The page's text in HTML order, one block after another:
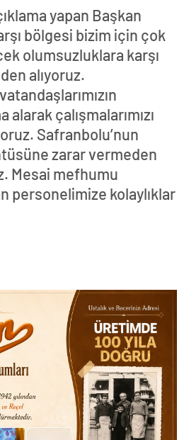
yapan Başkan
bölgesi bizim için çok
olumsuzluklara karşı
alıyoruz.
çalışmalarımızı
Safranbolu’nun
zarar vermeden
Mesai mefhumu
personelimize kolaylıklar